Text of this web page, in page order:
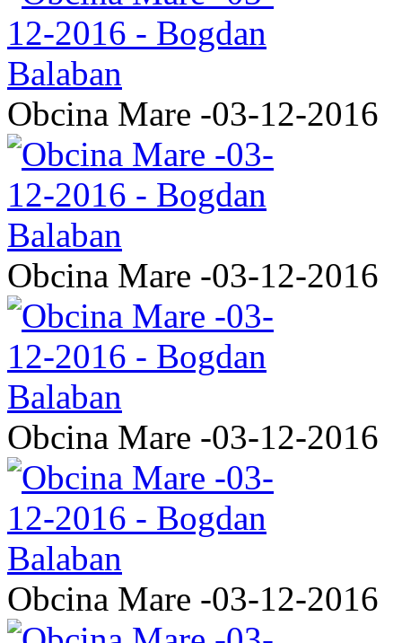
Obcina Mare -03-12-2016
Obcina Mare -03-12-2016
Obcina Mare -03-12-2016
Obcina Mare -03-12-2016